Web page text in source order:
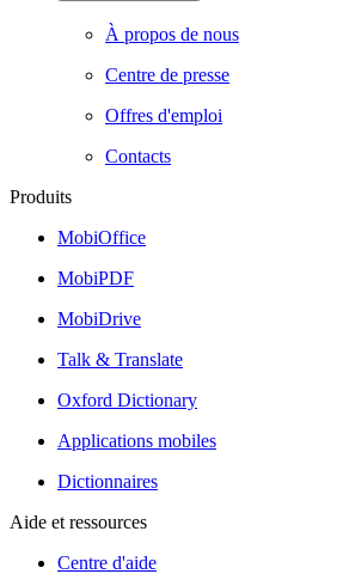
À propos de nous
Centre de presse
Offres d'emploi
Contacts
Produits
MobiOffice
MobiPDF
MobiDrive
Talk & Translate
Oxford Dictionary
Applications mobiles
Dictionnaires
Aide et ressources
Centre d'aide